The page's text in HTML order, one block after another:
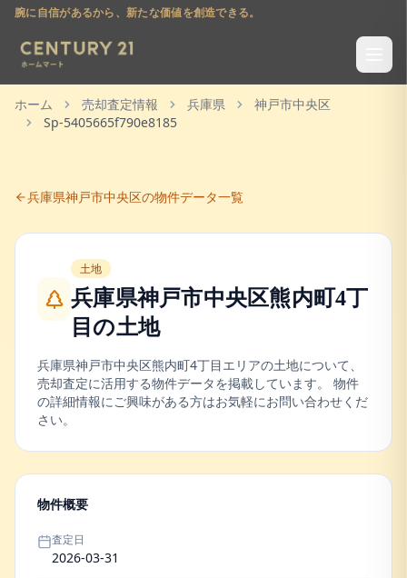
腕に自信があるから、新たな価値を創造できる。
ホーム 売却査定情報 兵庫県
神戸市中央区
Sp-5405665f790e8185
兵庫県神戸市中央区の物件データ一覧
土地
兵庫県神戸市中央区熊内町4丁
目 の土地
兵庫県神戸市中央区熊内町4丁目エリアの土地について、
売却査定に活用する物件データを掲載しています。 物件
の詳細情報にご興味がある方はお気軽にお問い合わせくだ
さい。
物件概要
査定日
2026-03-31